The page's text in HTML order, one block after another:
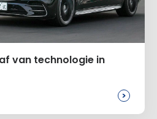
van technologie in
>